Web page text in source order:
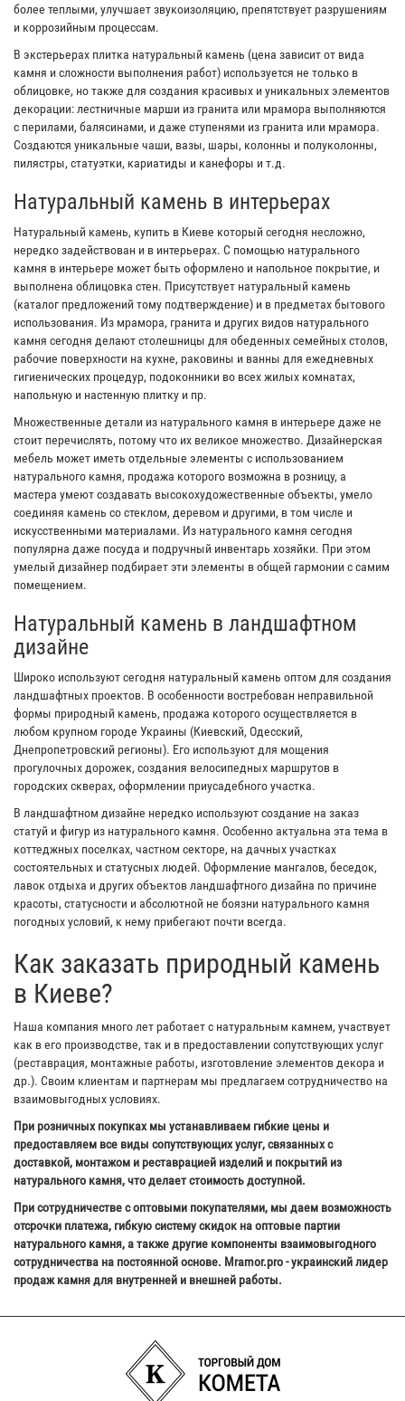
более теплыми, улучшает звукоизоляцию, препятствует разрушениям
и коррозийным процессам.
В экстерьерах плитка натуральный камень (цена зависит от вида
камня и сложности выполнения работ) используется не только в
облицовке, но также для создания красивых и уникальных элементов
декорации: лестничные марши из гранита или мрамора выполняются
с перилами, балясинами, и даже ступенями из гранита или мрамора.
Создаются уникальные чаши, вазы, шары, колонны и полуколонны,
пилястры, статуэтки, кариатиды и канефоры и т.д.
Натуральный камень в интерьерах
Натуральный камень, купить в Киеве который сегодня несложно,
нередко задействован и в интерьерах. С помощью натурального
камня в интерьере может быть оформлено и напольное покрытие, и
выполнена облицовка стен. Присутствует натуральный камень
(каталог предложений тому подтверждение) и в предметах бытового
использования. Из мрамора, гранита и других видов натурального
камня сегодня делают столешницы для обеденных семейных столов,
рабочие поверхности на кухне, раковины и ванны для ежедневных
гигиенических процедур, подоконники во всех жилых комнатах,
напольную и настенную плитку и пр.
Множественные детали из натурального камня в интерьере даже не
стоит перечислять, потому что их великое множество. Дизайнерская
мебель может иметь отдельные элементы с использованием
натурального камня, продажа которого возможна в розницу, а
мастера умеют создавать высокохудожественные объекты, умело
соединяя камень со стеклом, деревом и другими, в том числе и
искусственными материалами. Из натурального камня сегодня
популярна даже посуда и подручный инвентарь хозяйки. При этом
умелый дизайнер подбирает эти элементы в общей гармонии с самим
помещением.
Натуральный камень в ландшафтном
дизайне
Широко используют сегодня натуральный камень оптом для создания
ландшафтных проектов. В особенности востребован неправильной
формы природный камень, продажа которого осуществляется в
любом крупном городе Украины (Киевский, Одесский,
Днепропетровский регионы). Его используют для мощения
прогулочных дорожек, создания велосипедных маршрутов в
городских скверах, оформлении приусадебного участка.
В ландшафтном дизайне нередко используют создание на заказ
статуй и фигур из натурального камня. Особенно актуальна эта тема в
коттеджных поселках, частном секторе, на дачных участках
состоятельных и статусных людей. Оформление мангалов, беседок,
лавок отдыха и других объектов ландшафтного дизайна по причине
красоты, статусности и абсолютной не боязни натурального камня
погодных условий, к нему прибегают почти всегда.
Как заказать природный камень
в Киеве?
Наша компания много лет работает с натуральным камнем, участвует
как в его производстве, так и в предоставлении сопутствующих услуг
(реставрация, монтажные работы, изготовление элементов декора и
др.). Своим клиентам и партнерам мы предлагаем сотрудничество на
взаимовыгодных условиях.
При розничных покупках мы устанавливаем гибкие цены и
предоставляем все виды сопутствующих услуг, связанных с
доставкой, монтажом и реставрацией изделий и покрытий из
натурального камня, что делает стоимость доступной.
При сотрудничестве с оптовыми покупателями, мы даем возможность
отсрочки платежа, гибкую систему скидок на оптовые партии
натурального камня, а также другие компоненты взаимовыгодного
сотрудничества на постоянной основе. Mramor.pro - украинский лидер
продаж камня для внутренней и внешней работы.